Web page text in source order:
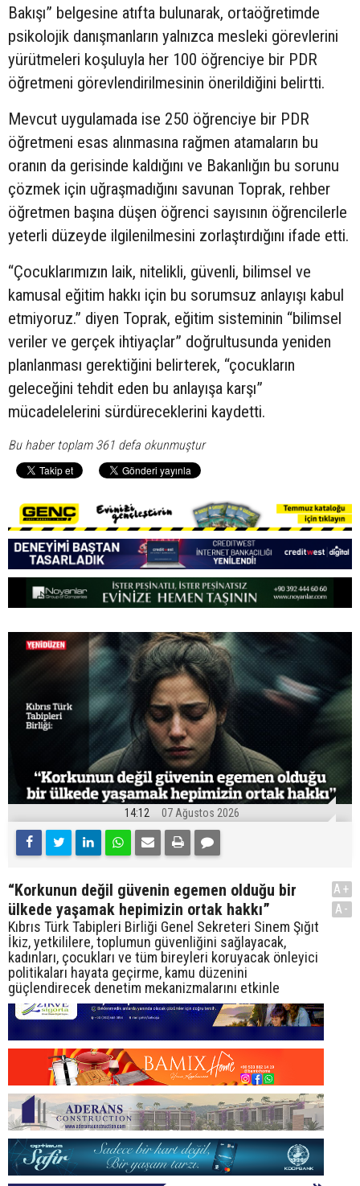
Bakışı” belgesine atıfta bulunarak, ortaöğretimde
psikolojik danışmanların yalnızca mesleki görevlerini
yürütmeleri koşuluyla her 100 öğrenciye bir PDR
öğretmeni görevlendirilmesinin önerildiğini belirtti.
Mevcut uygulamada ise 250 öğrenciye bir PDR
öğretmeni esas alınmasına rağmen atamaların bu
oranın da gerisinde kaldığını ve Bakanlığın bu sorunu
çözmek için uğraşmadığını savunan Toprak, rehber
öğretmen başına düşen öğrenci sayısının öğrencilerle
yeterli düzeyde ilgilenilmesini zorlaştırdığını ifade etti.
“Çocuklarımızın laik, nitelikli, güvenli, bilimsel ve
kamusal eğitim hakkı için bu sorumsuz anlayışı kabul
etmiyoruz.” diyen Toprak, eğitim sisteminin “bilimsel
veriler ve gerçek ihtiyaçlar” doğrultusunda yeniden
planlanması gerektiğini belirterek, “çocukların
geleceğini tehdit eden bu anlayışa karşı”
mücadelelerini sürdüreceklerini kaydetti.
Bu haber toplam 361 defa okunmuştur
14:12 07 Ağustos 2026
“Korkunun değil güvenin egemen olduğu bir
ülkede yaşamak hepimizin ortak hakkı”
Kıbrıs Türk Tabipleri Birliği Genel Sekreteri Sinem Şığıt
İkiz, yetkililere, toplumun güvenliğini sağlayacak,
kadınları, çocukları ve tüm bireyleri koruyacak önleyici
politikaları hayata geçirme, kamu düzenini
güçlendirecek denetim mekanizmalarını etkinle
A+
A-